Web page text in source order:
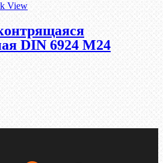
View
DIN 6924 М24